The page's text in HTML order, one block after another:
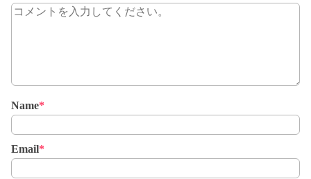
Name*
Email*